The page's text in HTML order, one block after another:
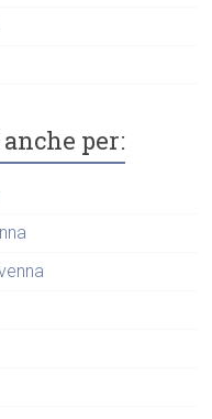
per: